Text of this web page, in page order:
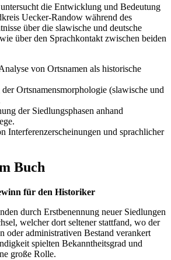
die Entwicklung und Bedeutung
Uecker-Randow während des
über die slawische und deutsche
über den Sprachkontakt zwischen beiden
von Ortsnamen als historische
der Ortsnamensmorphologie (slawische und
der Siedlungsphasen anhand
Interferenzerscheinungen und sprachlicher
Buch
für den Historiker
durch Erstbenennung neuer Siedlungen
welcher dort seltener stattfand, wo der
oder administrativen Bestand verankert
spielten Bekanntheitsgrad und
große Rolle.